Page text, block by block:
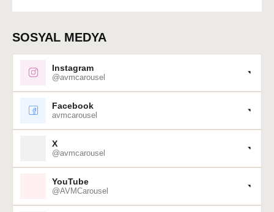
SOSYAL MEDYA
Instagram
@avmcarousel
Facebook
avmcarousel
X
@avmcarousel
YouTube
@AVMCarousel